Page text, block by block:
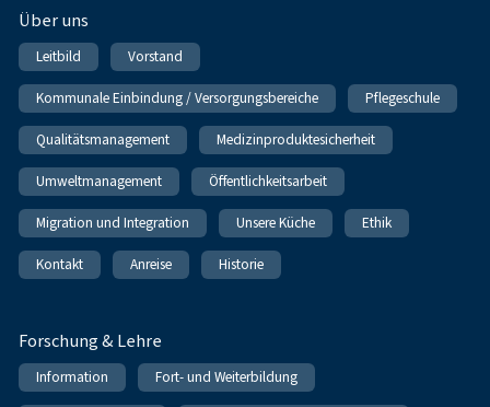
Über uns
Leitbild Vorstand
Kommunale Einbindung / Versorgungsbereiche Pflegeschule
Qualitätsmanagement Medizinproduktesicherheit
Umweltmanagement Öffentlichkeitsarbeit
Migration und Integration Unsere Küche Ethik
Kontakt Anreise Historie
Forschung & Lehre
Information Fort- und Weiterbildung